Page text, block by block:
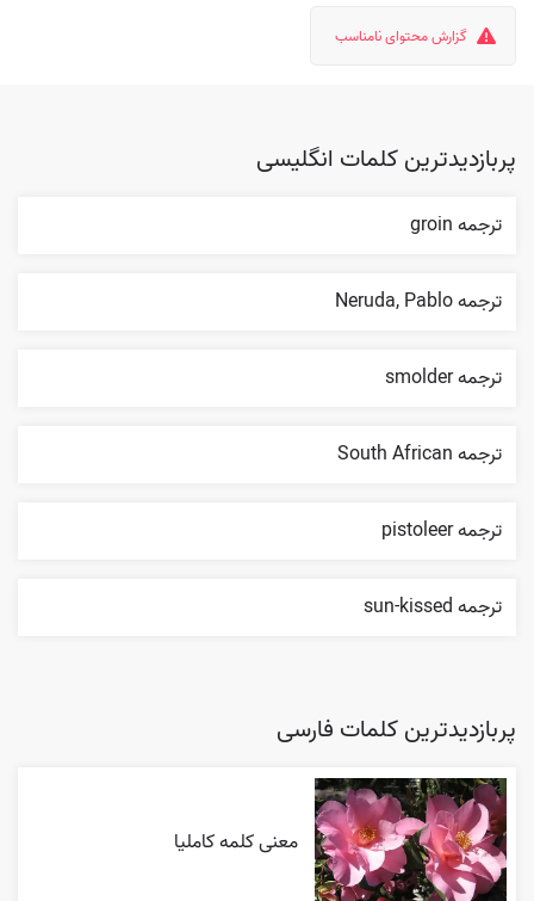
گزارش محتوای نامناسب
پربازدیدترین کلمات انگلیسی
ترجمه groin
ترجمه Neruda, Pablo
ترجمه smolder
ترجمه South African
ترجمه pistoleer
ترجمه sun-kissed
پربازدیدترین کلمات فارسی
معنی کلمه کاملیا